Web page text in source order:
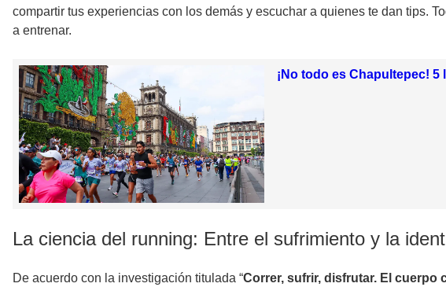
compartir tus experiencias con los demás y escuchar a quienes te dan tips.
a entrenar.
¡No todo es Chapultepec!
La ciencia del running: Entre el sufrimiento y la
De acuerdo con la investigación titulada “Correr, sufrir, disfrutar. El cuerpo